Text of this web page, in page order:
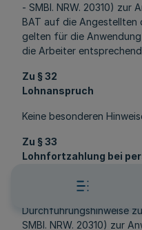
- SMBl. NRW. 20310) zur
BAT auf die Angestellten
gelten für die
die Arbeiter
Zu § 32
Lohnanspruch
Keine besonderen
Zu § 33
Lohnfortzahlung bei
Die Hinweise, die wir in
Durchführungshinweise
SMBl. NRW. 20310) zur